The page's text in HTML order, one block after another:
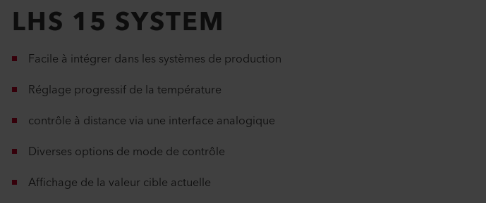
LHS 15 SYSTEM
Facile à intégrer dans les systèmes de production
Réglage progressif de la température
contrôle à distance via une interface analogique
Diverses options de mode de contrôle
Affichage de la valeur cible actuelle